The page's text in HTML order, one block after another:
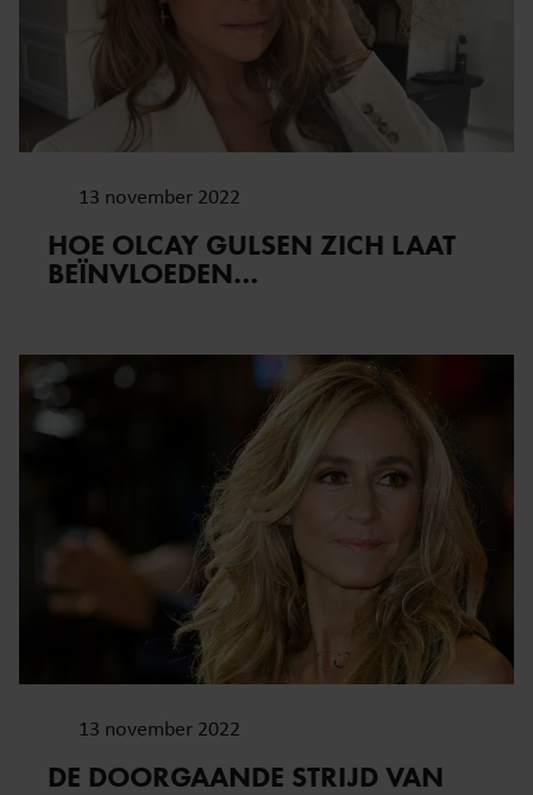
13 november 2022
HOE OLCAY GULSEN ZICH LAAT
BEÏNVLOEDEN…
13 november 2022
DE DOORGAANDE STRIJD VAN